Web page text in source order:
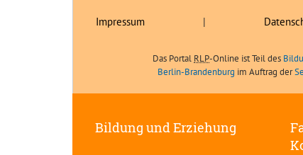
Impressum |
Das Portal RLP-Online ist Teil des
Berlin-Brandenburg im Auftrag der
Bildung und Erziehung